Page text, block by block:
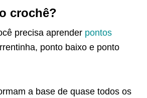
crochê?
precisa aprender pontos
ponto baixo e ponto
a base de quase todos os